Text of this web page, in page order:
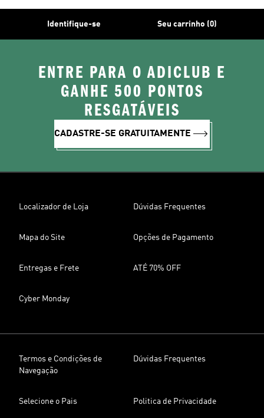
Identifique-se Seu carrinho (0)
ENTRE PARA O ADICLUB E
GANHE 500 PONTOS
RESGATÁVEIS
CADASTRE-SE GRATUITAMENTE
Localizador de Loja Dúvidas Frequentes
Mapa do Site Opções de Pagamento
Entregas e Frete ATÉ 70% OFF
Cyber Monday
Termos e Condições de
Navegação
Dúvidas Frequentes
Selecione o Pais Politica de Privacidade